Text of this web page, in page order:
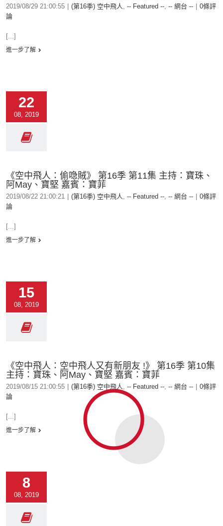
2019/08/29 21:00:55 (第16季) 空中飛人, -- Featured --, -- 網台 --
0條評
論
[...]
進一步了解
22
08, 2019
《空中飛人：偷喼賊》 第16季 第11集 主持：寶珠、
阿May、寶堅 嘉賓：寶菲
2019/08/22 21:00:21 (第16季) 空中飛人, -- Featured --, -- 網台 --
0條評
論
[...]
進一步了解
15
08, 2019
《空中飛人：空中飛人又有新朋友 !》 第16季 第10集
主持：寶珠、阿May、寶堅 嘉賓：寶菲
2019/08/15 21:00:55 (第16季) 空中飛人, -- Featured --, -- 網台 --
0條評
論
[...]
進一步了解
8
08, 2019